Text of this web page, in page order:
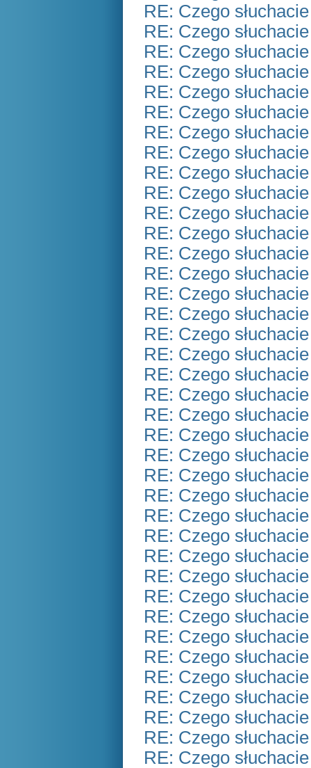
RE: Czego
RE: Czego
RE: Czego
RE: Czego
RE: Czego
RE: Czego
RE: Czego
RE: Czego
RE: Czego
RE: Czego
RE: Czego
RE: Czego
RE: Czego
RE: Czego
RE: Czego
RE: Czego
RE: Czego
RE: Czego
RE: Czego
RE: Czego
RE: Czego
RE: Czego
RE: Czego
RE: Czego
RE: Czego
RE: Czego
RE: Czego
RE: Czego
RE: Czego
RE: Czego
RE: Czego
RE: Czego
RE: Czego
RE: Czego
RE: Czego
RE: Czego
RE: Czego
RE: Czego